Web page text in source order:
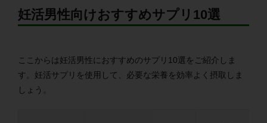
妊活男性向けおすすめサプリ10選
ここからは妊活男性におすすめのサプリ10選をご紹介しま
す。妊活サプリを使用して、必要な栄養を効率よく摂取しま
しょう。